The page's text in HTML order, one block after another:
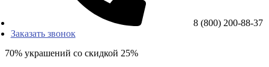
8 (800) 200-88-37
Заказать звонок
70% украшений со скидкой 25%